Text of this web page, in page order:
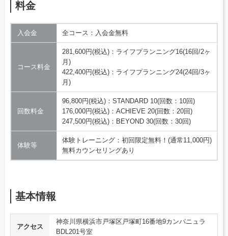
料金
入会金 全コース：入会金無料
コース料金
281,600円(税込)：ライフプランニング16(16回/2ヶ
月)
422,400円(税込)：ライフプランニング24(24回/3ヶ
月)
回数料金
96,800円(税込)：STANDARD 10(回数：10回)
176,000円(税込)：ACHIEVE 20(回数：20回)
247,500円(税込)：BEYOND 30(回数：30回)
体験等
体験トレーニング：初回限定無料！(通常11,000円)
無料カウンセリングあり
基本情報
アクセス
神奈川県横浜市戸塚区戸塚町16番地9カンパニュラ
BDL201号室